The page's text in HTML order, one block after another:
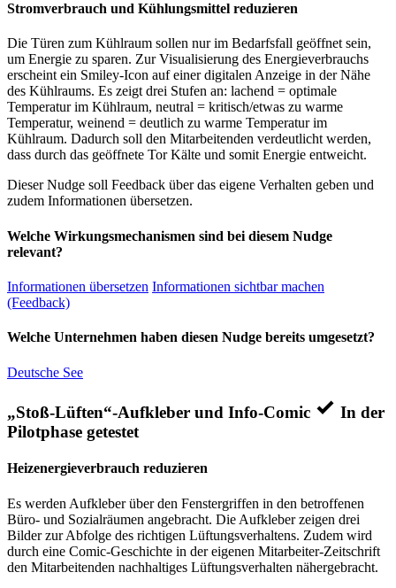
Stromverbrauch und Kühlungsmittel reduzieren
Die Türen zum Kühlraum sollen nur im Bedarfsfall geöffnet sein,
um Energie zu sparen. Zur Visualisierung des Energieverbrauchs
erscheint ein Smiley-Icon auf einer digitalen Anzeige in der Nähe
des Kühlraums. Es zeigt drei Stufen an: lachend = optimale
Temperatur im Kühlraum, neutral = kritisch/etwas zu warme
Temperatur, weinend = deutlich zu warme Temperatur im
Kühlraum. Dadurch soll den Mitarbeitenden verdeutlicht werden,
dass durch das geöffnete Tor Kälte und somit Energie entweicht.
Dieser Nudge soll Feedback über das eigene Verhalten geben und
zudem Informationen übersetzen.
Welche Wirkungsmechanismen sind bei diesem Nudge
relevant?
Informationen übersetzen Informationen sichtbar machen
(Feedback)
Welche Unternehmen haben diesen Nudge bereits umgesetzt?
Deutsche See
„Stoß-Lüften“-Aufkleber und Info-Comic
In der
Pilotphase getestet
Heizenergieverbrauch reduzieren
Es werden Aufkleber über den Fenstergriffen in den betroffenen
Büro- und Sozialräumen angebracht. Die Aufkleber zeigen drei
Bilder zur Abfolge des richtigen Lüftungsverhaltens. Zudem wird
durch eine Comic-Geschichte in der eigenen Mitarbeiter-Zeitschrift
den Mitarbeitenden nachhaltiges Lüftungsverhalten nähergebracht.